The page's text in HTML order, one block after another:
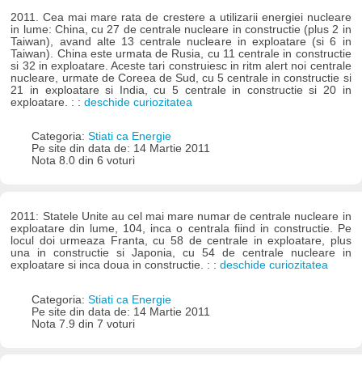
2011. Cea mai mare rata de crestere a utilizarii energiei nucleare
in lume: China, cu 27 de centrale nucleare in constructie (plus 2 in
Taiwan), avand alte 13 centrale nucleare in exploatare (si 6 in
Taiwan). China este urmata de Rusia, cu 11 centrale in constructie
si 32 in exploatare. Aceste tari construiesc in ritm alert noi centrale
nucleare, urmate de Coreea de Sud, cu 5 centrale in constructie si
21 in exploatare si India, cu 5 centrale in constructie si 20 in
exploatare. : :deschide curiozitatea
Categoria: Stiati ca Energie
Pe site din data de: 14 Martie 2011
Nota 8.0 din 6 voturi
2011: Statele Unite au cel mai mare numar de centrale nucleare in
exploatare din lume, 104, inca o centrala fiind in constructie. Pe
locul doi urmeaza Franta, cu 58 de centrale in exploatare, plus
una in constructie si Japonia, cu 54 de centrale nucleare in
exploatare si inca doua in constructie. : :deschide curiozitatea
Categoria: Stiati ca Energie
Pe site din data de: 14 Martie 2011
Nota 7.9 din 7 voturi